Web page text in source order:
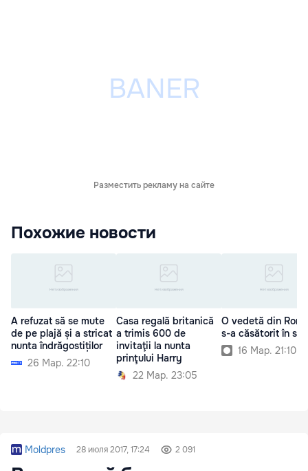
Разместить рекламу на сайте
Похожие новости
A refuzat să se mute
de pe plajă și a stricat
nunta îndrăgostiților
26 Мар. 22:10
Casa regală britanică
a trimis 600 de
invitaţii la nunta
prinţului Harry
22 Мар. 23:05
O vedetă din
s-a căsătorit în
16 Мар. 21:10
Moldpres 28 июля 2017, 17:24 2 091